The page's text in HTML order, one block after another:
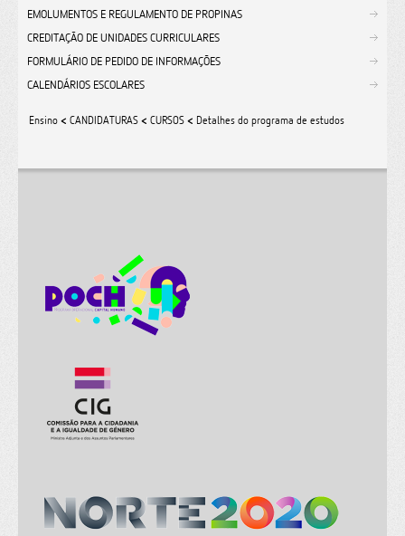
Serviços de Saúde
CESPU
Sites do grupo
Utilizador
Contactos
EMOLUMENTOS E REGULAMENTO DE PROPINAS
CREDITAÇÃO DE UNIDADES CURRICULARES
FORMULÁRIO DE PEDIDO DE INFORMAÇÕES
CALENDÁRIOS ESCOLARES
Ensino < CANDIDATURAS < CURSOS < Detalhes do programa de estudos